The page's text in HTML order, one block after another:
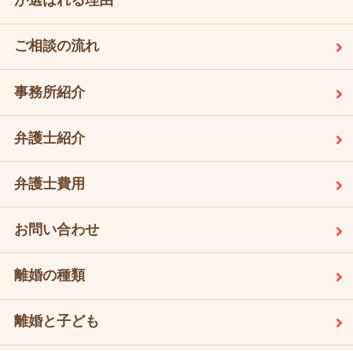
ご相談の流れ
事務所紹介
弁護士紹介
弁護士費用
お問い合わせ
離婚の種類
離婚と子ども